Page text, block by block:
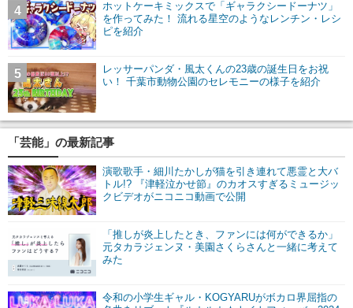
ホットケーキミックスで「ギャラクシードーナツ」
を作ってみた！ 流れる星空のようなレンチン・レシ
ピを紹介
4
レッサーパンダ・風太くんの23歳の誕生日をお祝
い！ 千葉市動物公園のセレモニーの様子を紹介
5
「芸能」の最新記事
演歌歌手・細川たかしが猫を引き連れて悪霊と大バ
トル!? 『津軽泣かせ節』のカオスすぎるミュージッ
クビデオがニコニコ動画で公開
「推しが炎上したとき、ファンには何ができるか」
元タカラジェンヌ・美園さくらさんと一緒に考えて
みた
令和の小学生ギャル・KOGYARUがボカロ界屈指の